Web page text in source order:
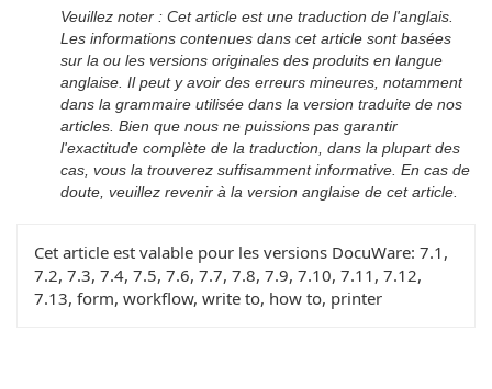
Veuillez noter : Cet article est une traduction de l'anglais.
Les informations contenues dans cet article sont basées
sur la ou les versions originales des produits en langue
anglaise. Il peut y avoir des erreurs mineures, notamment
dans la grammaire utilisée dans la version traduite de nos
articles. Bien que nous ne puissions pas garantir
l'exactitude complète de la traduction, dans la plupart des
cas, vous la trouverez suffisamment informative. En cas de
doute, veuillez revenir à la version anglaise de cet article.
Cet article est valable pour les versions DocuWare: 7.1,
7.2, 7.3, 7.4, 7.5, 7.6, 7.7, 7.8, 7.9, 7.10, 7.11, 7.12,
7.13, form, workflow, write to, how to, printer